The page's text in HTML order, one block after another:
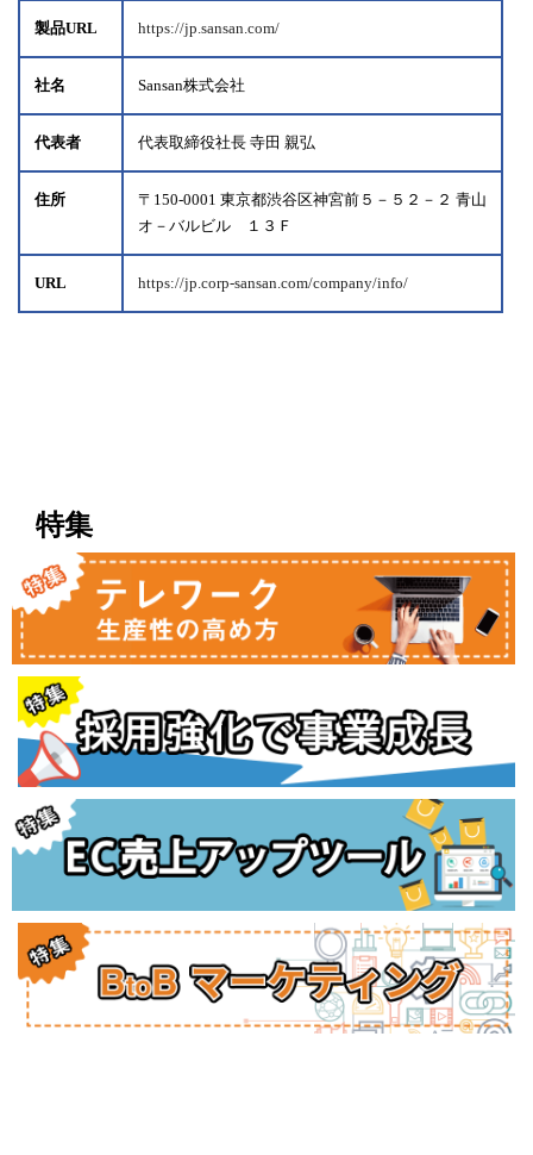
製品URL https://jp.sansan.com/
社名 Sansan株式会社
代表者 代表取締役社長 寺田 親弘
住所
〒150-0001 東京都渋谷区神宮前５－５２－２ 青山
オ－バルビル １３Ｆ
URL https://jp.corp-sansan.com/company/info/
特集